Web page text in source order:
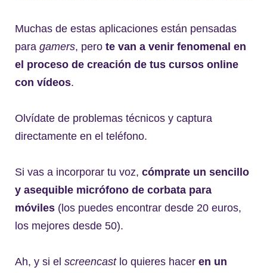
Muchas de estas aplicaciones están pensadas
para gamers, pero te van a venir fenomenal en
el proceso de creación de tus cursos online
con vídeos.
Olvídate de problemas técnicos y captura
directamente en el teléfono.
Si vas a incorporar tu voz, cómprate un sencillo
y asequible micrófono de corbata para
móviles (los puedes encontrar desde 20 euros,
los mejores desde 50).
Ah, y si el screencast lo quieres hacer en un